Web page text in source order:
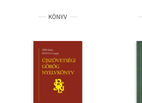
KÖNYV